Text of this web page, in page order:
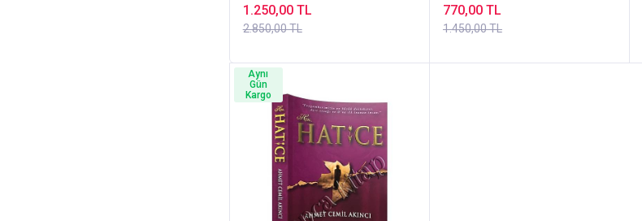
2.850,00 TL
1.250,00 TL
1.450,00 TL
770,00 TL
Aynı
Gün
Kargo